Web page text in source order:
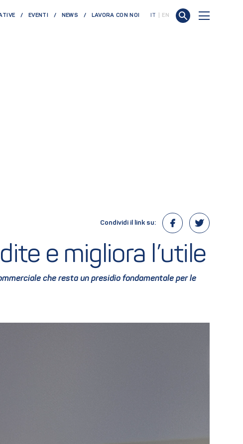
EVENTI NEWS LAVORA CON NOI IT EN
Condividi il link su:
e migliora l’utile
che resta un presidio fondamentale per le